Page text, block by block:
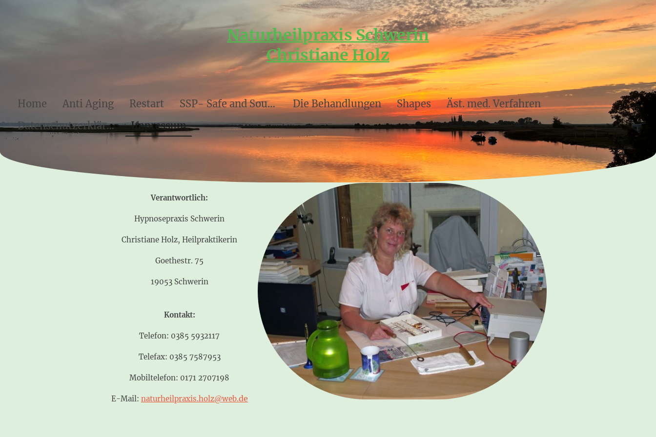
Naturheilpraxis Schwerin
Christiane Holz
Home Anti Aging Restart SSP- Safe and Sound Protocol Die Behandlungen Shapes
Äst. med. Verfahren
Datenschutzerklärung
Impressum
Verantwortlich:
Hypnosepraxis Schwerin
Christiane Holz, Heilpraktikerin
Goethestr. 75
19053 Schwerin
Kontakt:
Telefon: 0385 5932117
Telefax: 0385 7587953
Mobiltelefon: 0171 2707198
E-Mail: naturheilpraxis.holz@web.de